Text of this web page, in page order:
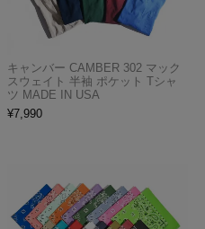
キャンバー CAMBER 302 マック
スウェイト 半袖 ポケット Tシャ
ツ MADE IN USA
¥7,990